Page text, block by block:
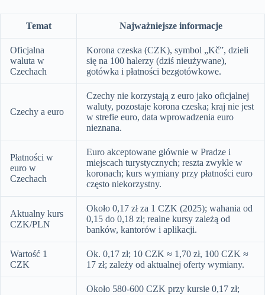
Temat Najważniejsze informacje
Oficjalna
waluta w
Czechach
Korona czeska (CZK), symbol „Kč”, dzieli
się na 100 halerzy (dziś nieużywane),
gotówka i płatności bezgotówkowe.
Czechy a euro
Czechy nie korzystają z euro jako oficjalnej
waluty, pozostaje korona czeska; kraj nie jest
w strefie euro, data wprowadzenia euro
nieznana.
Płatności w
euro w
Czechach
Euro akceptowane głównie w Pradze i
miejscach turystycznych; reszta zwykle w
koronach; kurs wymiany przy płatności euro
często niekorzystny.
Aktualny kurs
CZK/PLN
Około 0,17 zł za 1 CZK (2025); wahania od
0,15 do 0,18 zł; realne kursy zależą od
banków, kantorów i aplikacji.
Wartość 1
CZK
Ok. 0,17 zł; 10 CZK ≈ 1,70 zł, 100 CZK ≈
17 zł; zależy od aktualnej oferty wymiany.
Około 580-600 CZK przy kursie 0,17 zł;